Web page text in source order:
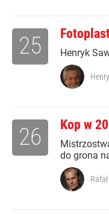
Henryk
25
Kop w
do grona
26